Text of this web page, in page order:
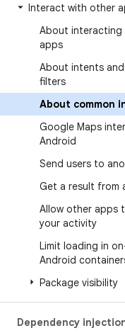
Interact with other
About interacting
apps
About intents
filters
About common
Google Maps
Android
Send users to
Get a result from
Allow other apps
your activity
Limit loading in
Android
Package visibility
Dependency